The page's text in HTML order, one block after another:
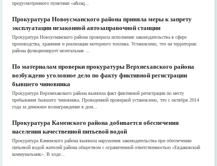
предусмотренного пунктами «а&raq...
Прокуратура Новоусманского района приняла меры к запрету
эксплуатации незаконной автозаправочной станции
Прокуратура Новоусманского района проверила исполнение законодательства в сфере
производства, хранения и реализации моторного топлива. Установлено, что на территории
района функционирует нелегальная ...
По материалам проверки прокуратуры Верхнехавского района
возбуждено уголовное дело по факту фиктивной регистрации
бывшего чиновника
Прокуратура Верхнехавского района выявила факт фиктивной регистрации по месту
пребывания бывшего чиновника. Проведенной проверкой установлено, что с октября 2014
года за денежное вознаграждение в дом...
Прокуратура Каменского района добивается обеспечения
населения качественной питьевой водой
Прокуратура Каменского района выявила нарушения законодательства при обеспечении
питьевой водой жителей района обществом с ограниченной ответственностью «Евдаковский
коммунальник». В ходе...